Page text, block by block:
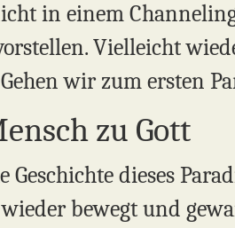
in einem
Vielleicht
wir zum ersten
zu Gott
dieses
bewegt und